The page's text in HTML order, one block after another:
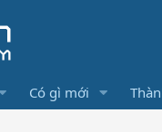
Có gì mới